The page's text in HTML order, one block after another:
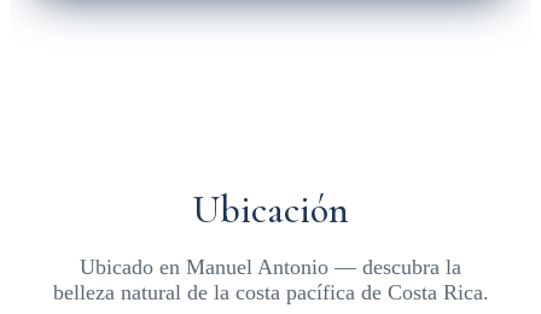
Ubicación
Ubicado en Manuel Antonio — descubra la
belleza natural de la costa pacífica de Costa Rica.